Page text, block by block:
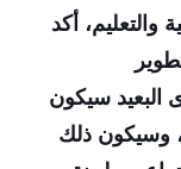
والتعليم، أكد
البعيد سيكون
وسيكون ذلك